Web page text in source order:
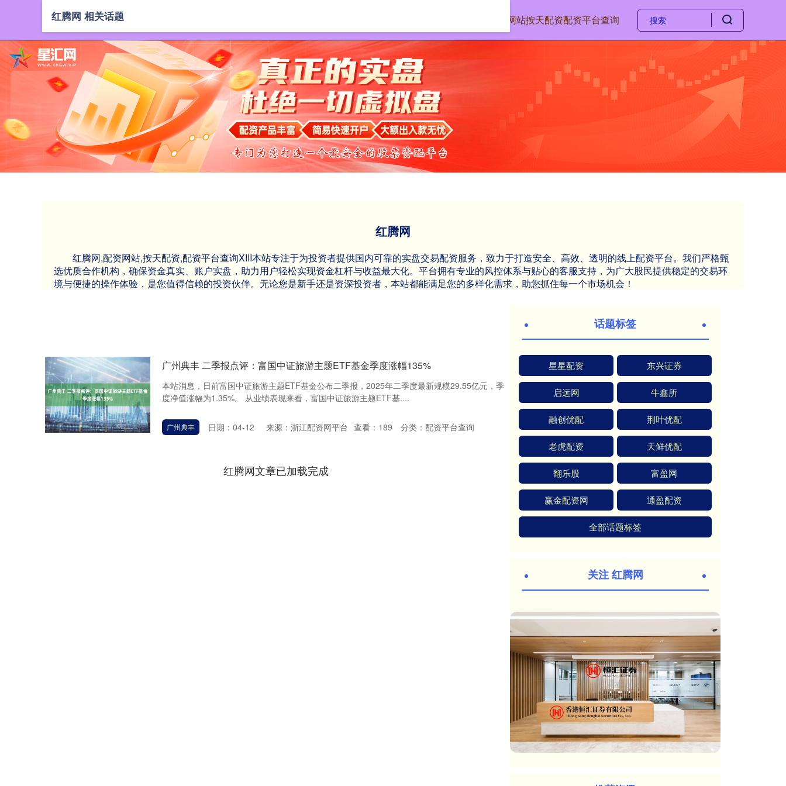
配资网站按天配资配资平台查询
红腾网
红腾网,配资网站,按天配资,配资平台查询XIII‌本站专注于为投资者提供国内可靠的实盘交易配资服务，致力于打造安全、高效、透明的线上配资平台。我们严格甄
选优质合作机构，确保资金真实、账户实盘，助力用户轻松实现资金杠杆与收益最大化。平台拥有专业的风控体系与贴心的客服支持，为广大股民提供稳定的交易环
境与便捷的操作体验，是您值得信赖的投资伙伴。无论您是新手还是资深投资者，本站都能满足您的多样化需求，助您抓住每一个市场机会！
红腾网 相关话题
广州典丰 二季报点评：富国中证旅游主题ETF基金季度涨幅135%
本站消息，日前富国中证旅游主题ETF基金公布二季报，2025年二季度最新规模29.55亿元，季
度净值涨幅为1.35%。 从业绩表现来看，富国中证旅游主题ETF基....
广州典丰 日期：04-12 来源：浙江配资网平台 查看： 189 分类： 配资平台查询
红腾网文章已加载完成
话题标签
星星配资 东兴证券
启远网 牛鑫所
融创优配 荆叶优配
老虎配资 天鲜优配
翻乐股 富盈网
赢金配资网 通盈配资
全部话题标签
关注 红腾网